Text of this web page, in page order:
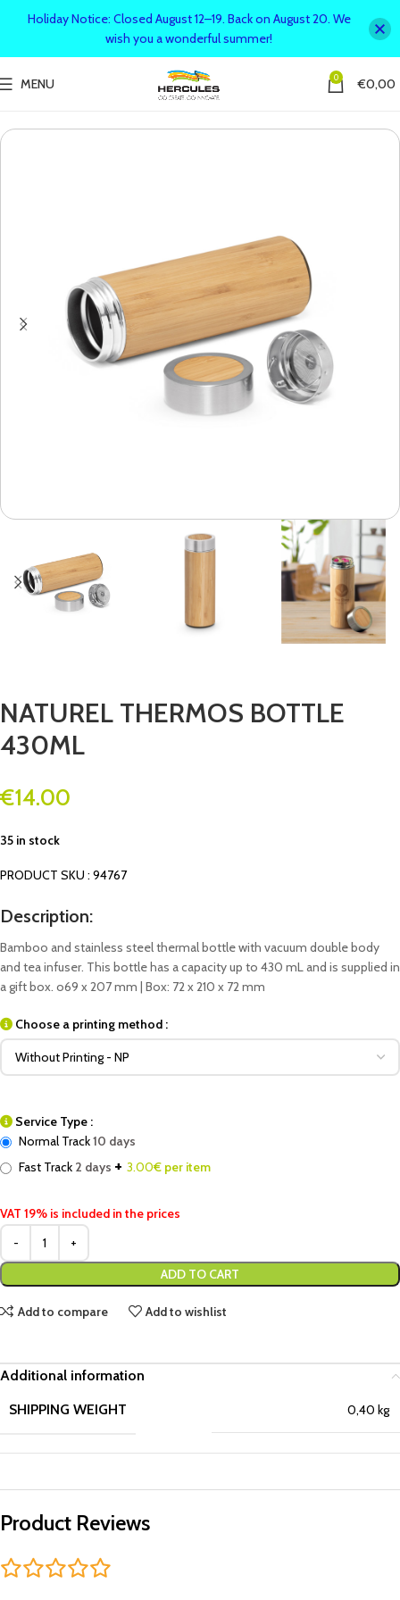
MENU 0 €0,00
NATUREL THERMOS BOTTLE
430ML
€14.00
35 in stock
PRODUCT SKU : 94767
Description:
Bamboo and stainless steel thermal bottle with vacuum double body
and tea infuser. This bottle has a capacity up to 430 mL and is supplied in
a gift box. o69 x 207 mm | Box: 72 x 210 x 72 mm
Choose a printing method :
Service Type :
Normal Track10 days
Fast Track 2 days + 3.00€ per item
VAT 19% is included in the prices
ADD TO CART
Add to compare Add to wishlist
Additional information
SHIPPING WEIGHT
0,40 kg
Product Reviews
Holiday Notice: Closed August 12–19. Back on August 20. We
wish you a wonderful summer!